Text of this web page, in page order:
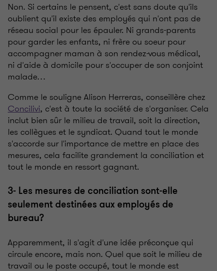
Non. Si certains le pensent, c'est sans doute qu'ils
oublient qu'il existe des employés qui n'ont pas de
réseau social pour les épauler. Ni grands-parents
pour garder les enfants, ni frère ou soeur pour
accompagner maman à son rendez-vous médical,
ni d'aide à domicile pour s'occuper de son conjoint
malade…
Comme le souligne Alison Herreras, conseillère chez
Concilivi, c'est à toute la société de s'organiser. Cela
inclut bien sûr le milieu de travail, soit la direction,
les collègues et le syndicat. Quand tout le monde
s'accorde sur l'importance de mettre en place des
mesures, cela facilite grandement la conciliation et
tout le monde en ressort gagnant.
3- Les mesures de conciliation sont-elle
seulement destinées aux employés de
bureau?
Apparemment, il s'agit d'une idée préconçue qui
circule encore, mais non. Quel que soit le milieu de
travail ou le poste occupé, tout le monde est